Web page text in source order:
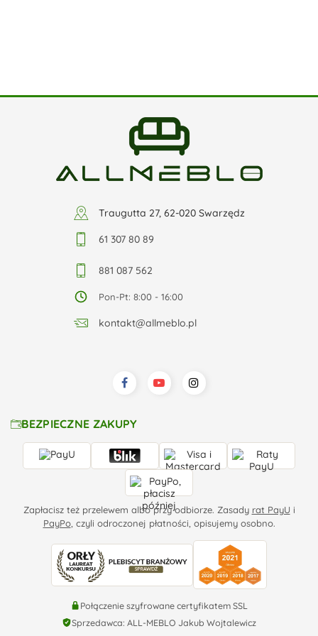
Traugutta 27, 62-020 Swarzędz
61 307 80 89
881 087 562
Pon-Pt: 8:00 - 16:00
kontakt@allmeblo.pl
BEZPIECZNE ZAKUPY
Zapłacisz też przelewem albo przy odbiorze. Zasady rat PayU i
PayPo, czyli odroczonej płatności, opisujemy osobno.
Połączenie szyfrowane certyfikatem SSL
Sprzedawca: ALL-MEBLO Jakub Wojtalewicz